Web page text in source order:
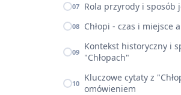
07 Rola przyrody i sposób
08 Chłopi - czas i miejsce
09 Kontekst historyczny i
"Chłopach"
10 Kluczowe cytaty z
omówieniem